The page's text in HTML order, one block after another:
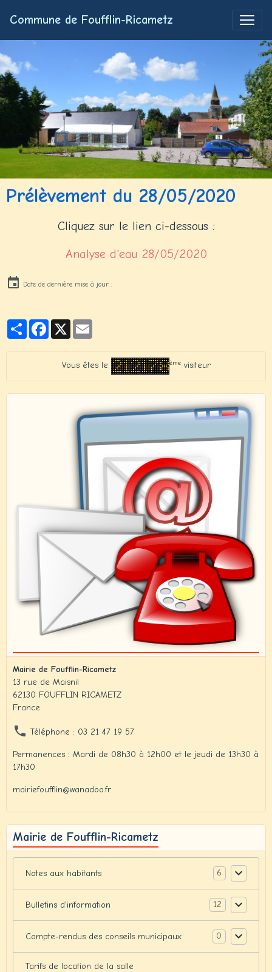
Commune de Foufflin-Ricametz
Prélèvement du 28/05/2020
Cliquez sur le lien ci-dessous :
Analyse d'eau 28/05/2020
Date de dernière mise à jour :
PartagerFacebook
X
Vous êtes le èmevisiteur
Mairie de Foufflin-Ricametz
13 rue de Maisnil
62130 FOUFFLIN RICAMETZ
France
Téléphone : 03 21 47 19 57
Permanences : Mardi de 08h30 à 12h00 et le jeudi de 13h30 à
17h30
mairiefoufflin@wanadoo.fr
Mairie de Foufflin-Ricametz
Notes aux habitants 6
Bulletins d'information 12
Compte-rendus des conseils municipaux 0
Tarifs de location de la salle